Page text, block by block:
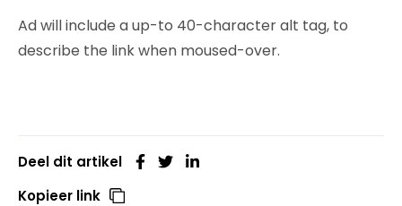
Ad will include a up-to 40-character alt tag, to
describe the link when moused-over.
Deel dit artikel
Kopieer link